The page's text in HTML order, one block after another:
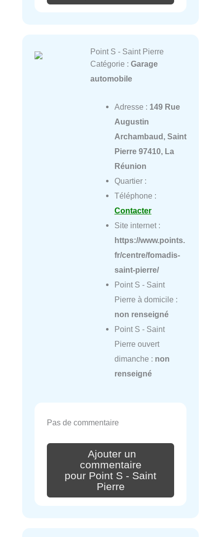
Point S - Saint Pierre
Catégorie : Garage
automobile
Adresse : 149 Rue
Augustin
Archambaud, Saint
Pierre 97410, La
Réunion
Quartier :
Téléphone :
Contacter
Site internet :
https://www.points.
fr/centre/fomadis-
saint-pierre/
Point S - Saint
Pierre à domicile :
non renseigné
Point S - Saint
Pierre ouvert
dimanche : non
renseigné
Pas de commentaire
Ajouter un
commentaire
pour Point S - Saint
Pierre